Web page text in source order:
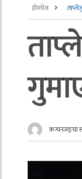
होमपेज
कन्चनजङ्घा